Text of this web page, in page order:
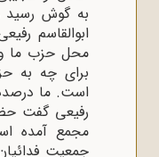
به گوش رسید
ابوالقاسم
محل حزب ما
برای چه به
است. ما درصدد
رفیعی گفت
مجمع آمده
جمعیت